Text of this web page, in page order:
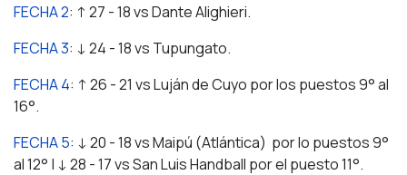
FECHA 2: ↑ 27 - 18 vs Dante Alighieri.
FECHA 3: ↓ 24 - 18 vs Tupungato.
FECHA 4: ↑ 26 - 21 vs Luján de Cuyo por los puestos 9° al
16°.
FECHA 5: ↓ 20 - 18 vs Maipú (Atlántica) por lo puestos 9°
al 12° | ↓ 28 - 17 vs San Luis Handball por el puesto 11°.